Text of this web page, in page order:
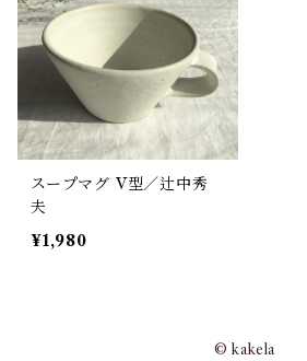
スープマグ V型／辻中秀
夫
¥1,980
© kakela